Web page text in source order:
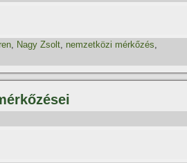
, Nagy Zsolt, nemzetközi mérkőzés,